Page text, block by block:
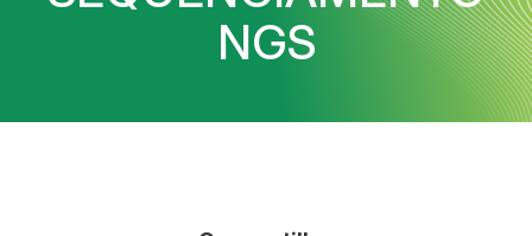
NGS